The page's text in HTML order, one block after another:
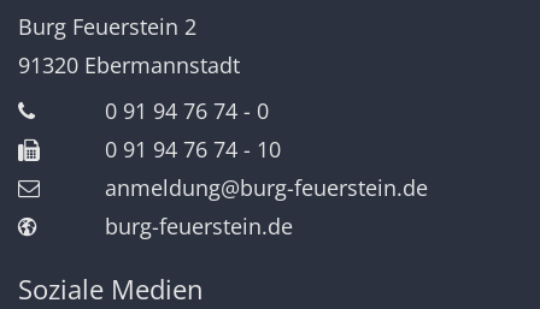
Burg Feuerstein 2
91320 Ebermannstadt
0 91 94 76 74 - 0
0 91 94 76 74 - 10
anmeldung@burg-feuerstein.de
burg-feuerstein.de
Soziale Medien